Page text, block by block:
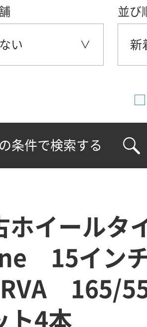
い
並び
新
条件で検索する
ホイールタ
15イン
165/
ト4本